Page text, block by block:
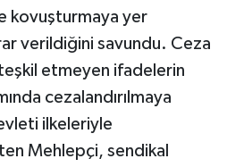
kovuşturmaya yer
verildiğini savundu. Ceza
teşkil etmeyen ifadelerin
cezalandırılmaya
ilkeleriyle
Mehlepçi, sendikal